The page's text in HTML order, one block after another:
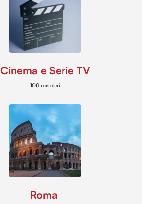
Cinema e Serie TV
108 membri
Roma